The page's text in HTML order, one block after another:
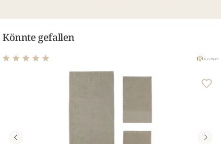
Könnte gefallen
Durchschnittliche Bewertung von 5 von 5 Sternen